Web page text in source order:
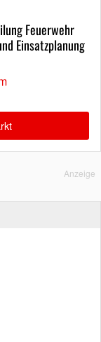
Feuerwehr
Einsatzplanung
Anzeige